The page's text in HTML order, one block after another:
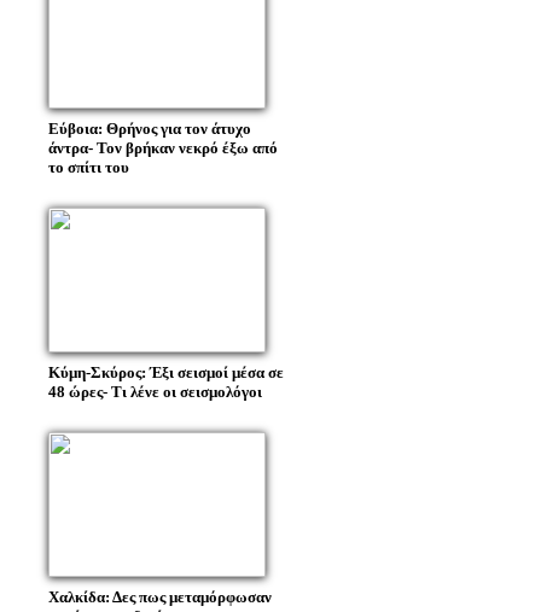
Εύβοια: Θρήνος για τον άτυχο
άντρα- Τον βρήκαν νεκρό έξω από
το σπίτι του
Κύμη-Σκύρος: Έξι σεισμοί μέσα σε
48 ώρες- Τι λένε οι σεισμολόγοι
Χαλκίδα: Δες πως μεταμόρφωσαν